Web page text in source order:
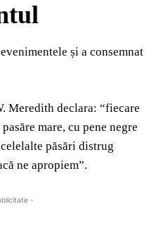
și a consemnat
Meredith declara: “fiecare
mare, cu pene negre
păsări distrug
ne apropiem”.
-